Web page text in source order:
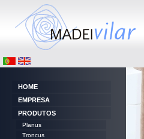
HOME
EMPRESA
PRODUTOS
Planus
Troncus